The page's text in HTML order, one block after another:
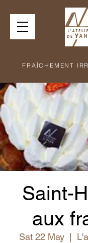
FRAÎCHEMENT
Saint-
aux
Sat 22 May